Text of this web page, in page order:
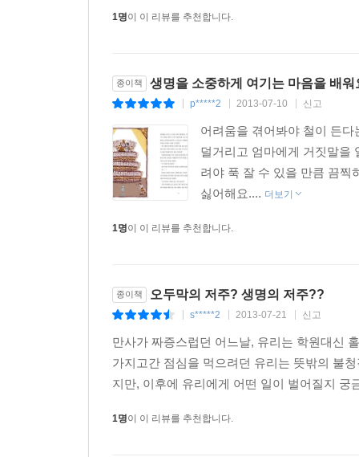
1명이 이 리뷰를 추천합니다.
종이책 생명을 소중하게 여기는 마음을 배워
p*****2 2013-07-10 신고
어려움을 겪어봐야 철이 든
덜거리고 엄마에게 거짓말을
려야 푹 잘 수 있을 만큼 끔찍
싫어해요.... 더보기
1명이 이 리뷰를 추천합니다.
종이책 오두막의 저주? 생명의 저주??
s*****2 2013-07-21 신고
만사가 짜증스럽던 어느날, 유리는 학원대신
가지고간 점심을 먹으려던 유리는 뜻밖의 불
지만, 이후에 유리에게 어떤 일이 벌어질지
1명이 이 리뷰를 추천합니다.